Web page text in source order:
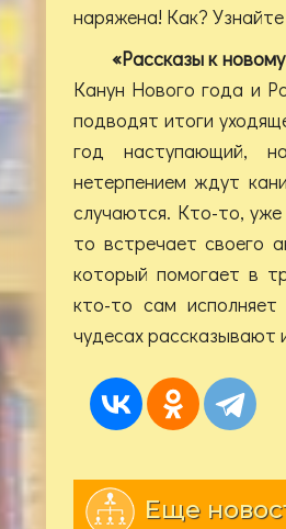
наряжена! Как?
«Рассказы к
Канун Нового года и
подводят итоги
год наступающий,
нетерпением ждут
случаются. Кто-то,
то встречает своего
который помогает в
кто-то сам
чудесах рассказывают
Еще